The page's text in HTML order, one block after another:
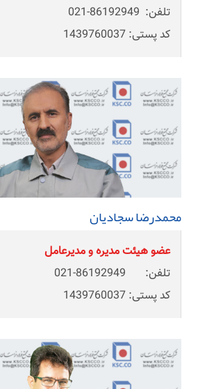
تلفن: 86192949-021
کد پستی: 1439760037
محمدرضا سجادیان
عضو هیئت مدیره و مدیرعامل
تلفن: 86192949-021
کد پستی: 1439760037